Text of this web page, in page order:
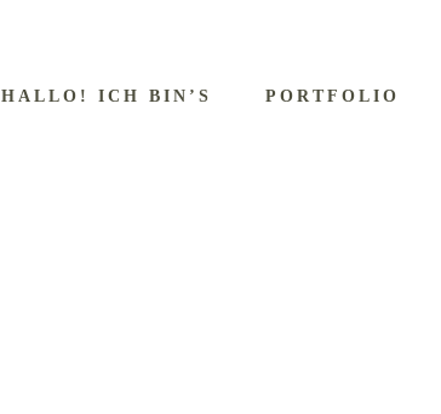
HALLO! ICH BIN’S PORTFOLIO